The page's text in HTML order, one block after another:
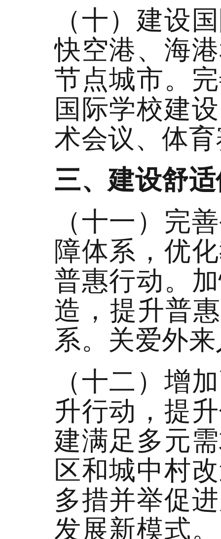
（十）建设
快空港、海
节点城市。
国际学校建
术会议、体
三、建设舒
（十一）完
障体系，优
普惠行动。
造，提升普
系。关爱外
（十二）增
升行动，提
建满足多元
区和城中村
多措并举促
发展新模式